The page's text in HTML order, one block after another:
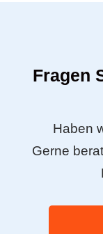
Fragen
Haben
Gerne